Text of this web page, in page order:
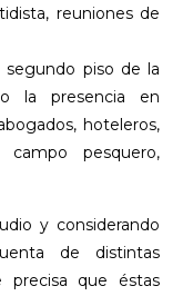
reuniones de
piso de la
la presencia en
hoteleros,
pesquero,
y considerando
de distintas
precisa que éstas